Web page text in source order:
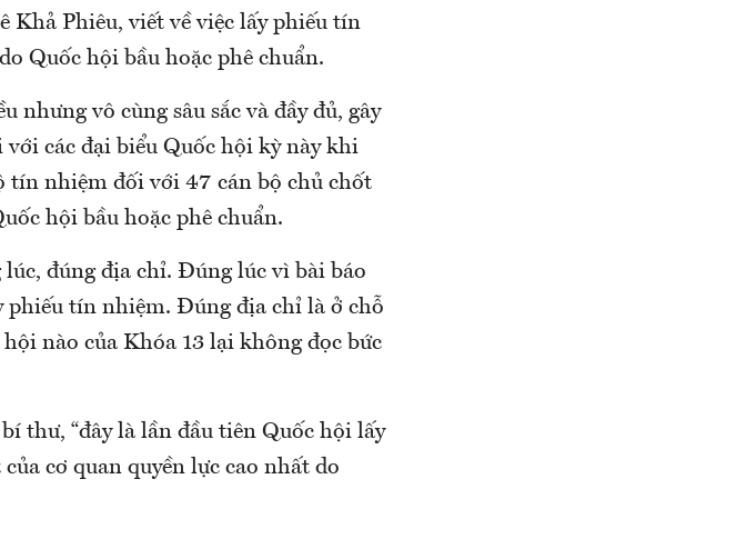
Khả Phiêu, viết về việc lấy phiếu tín
Quốc hội bầu hoặc phê chuẩn.
vô cùng sâu sắc và đầy đủ, gây
các đại biểu Quốc hội kỳ này khi
tín nhiệm đối với 47 cán bộ chủ chốt
hội bầu hoặc phê chuẩn.
đúng địa chỉ. Đúng lúc vì bài báo
phiếu tín nhiệm. Đúng địa chỉ là ở chỗ
nào của Khóa 13 lại không đọc bức
thư, “đây là lần đầu tiên Quốc hội lấy
cơ quan quyền lực cao nhất do